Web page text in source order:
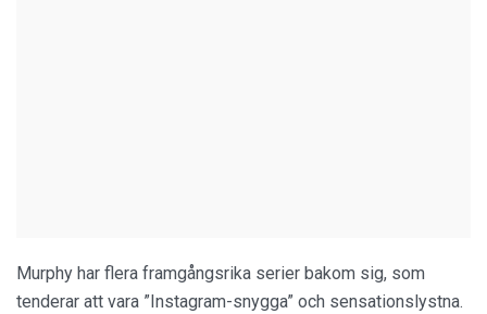
Murphy har flera framgångsrika serier bakom sig, som
tenderar att vara ”Instagram-snygga” och sensationslystna.